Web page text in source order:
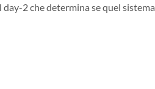
2 che determina se quel sistema